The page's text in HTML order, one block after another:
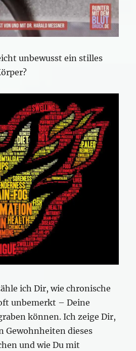
unbewusst ein stilles
ich Dir, wie chronische
unbemerkt – Deine
können. Ich zeige Dir,
Gewohnheiten dieses
und wie Du mit